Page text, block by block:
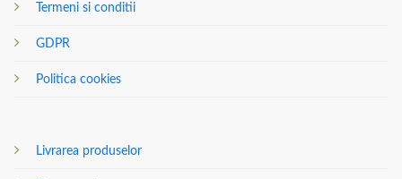
Termeni si conditii
GDPR
Politica cookies
Livrarea produselor